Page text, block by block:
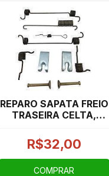
REPARO SAPATA FREIO
TRASEIRA CELTA,
CEC281
R$32,00
COMPRAR